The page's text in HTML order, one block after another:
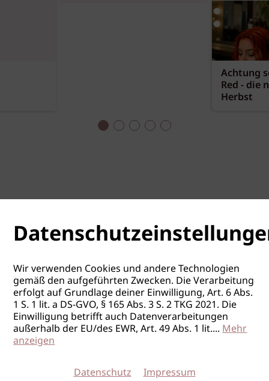
Achtung
Red - die
Herbst
Wir verwenden Cookies und andere Technologien
gemäß den aufgeführten Zwecken. Die Verarbeitung
erfolgt auf Grundlage deiner Einwilligung, Art. 6 Abs.
1 S. 1 lit. a DS-GVO, § 165 Abs. 3 S. 2 TKG 2021. Die
Einwilligung betrifft auch Datenverarbeitungen
außerhalb der EU/des EWR, Art. 49 Abs. 1 lit....Mehr
anzeigen
Datenschutz Impressum